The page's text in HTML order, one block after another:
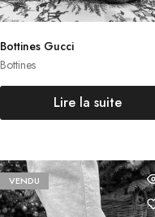
Bottines
Bottines Gucci
Lire la suite
VENDU